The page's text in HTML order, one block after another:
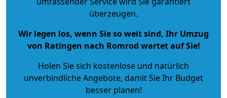
überzeugen.
Wir legen los, wenn Sie so weit sind, Ihr Umzug
von Ratingen nach Romrod wartet auf Sie!
Holen Sie sich kostenlose und natürlich
unverbindliche Angebote, damit Sie Ihr Budget
besser planen!